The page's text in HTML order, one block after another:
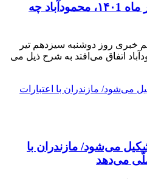
فردا سه شنبه چهاردهم تیر ماه ۱۴۰1، محمودآباد چه
خبری روز دوشنبه سیزدهم تیر
اتفاق می‌افتد به شرح ذیل می
می‌شود/ مازندران با
می‌دهد